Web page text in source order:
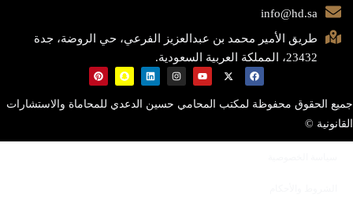
info@hd.sa
طريق الأمير محمد بن عبدالعزيز الفرعي، حي الروضة، جدة
23432، المملكة العربية السعودية.
جميع الحقوق محفوظة لمكتب المحامي حسين الدعدي للمحاماة والاستشارات
القانونية ©